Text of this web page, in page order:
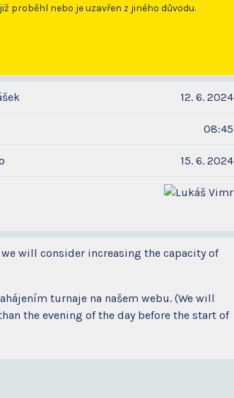
proběhl nebo je uzavřen z jiného důvodu.
12. 6. 2024
08:45
15. 6. 2024
will consider increasing the capacity of
turnaje na našem webu. (We will
the evening of the day before the start of